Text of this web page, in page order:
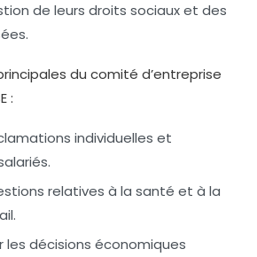
de leurs droits sociaux et des
du comité d’entreprise
:
individuelles et
relatives à la santé et à la
les décisions économiques